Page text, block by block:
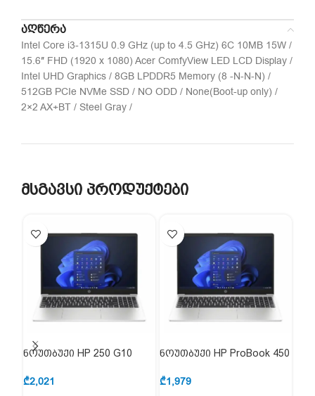
ᲐᲦᲬᲔᲠᲐ
Intel Core i3-1315U 0.9 GHz (up to 4.5 GHz) 6C 10MB 15W /
15.6″ FHD (1920 x 1080) Acer ComfyView LED LCD Display /
Intel UHD Graphics / 8GB LPDDR5 Memory (8 -N-N-N) /
512GB PCIe NVMe SSD / NO ODD / None(Boot-up only) /
2×2 AX+BT / Steel Gray /
მსგავსი პროდუქტები
ნოუთბუქი HP 250 G10
₾2,021
ნოუთბუქი HP ProBook 450
₾1,979